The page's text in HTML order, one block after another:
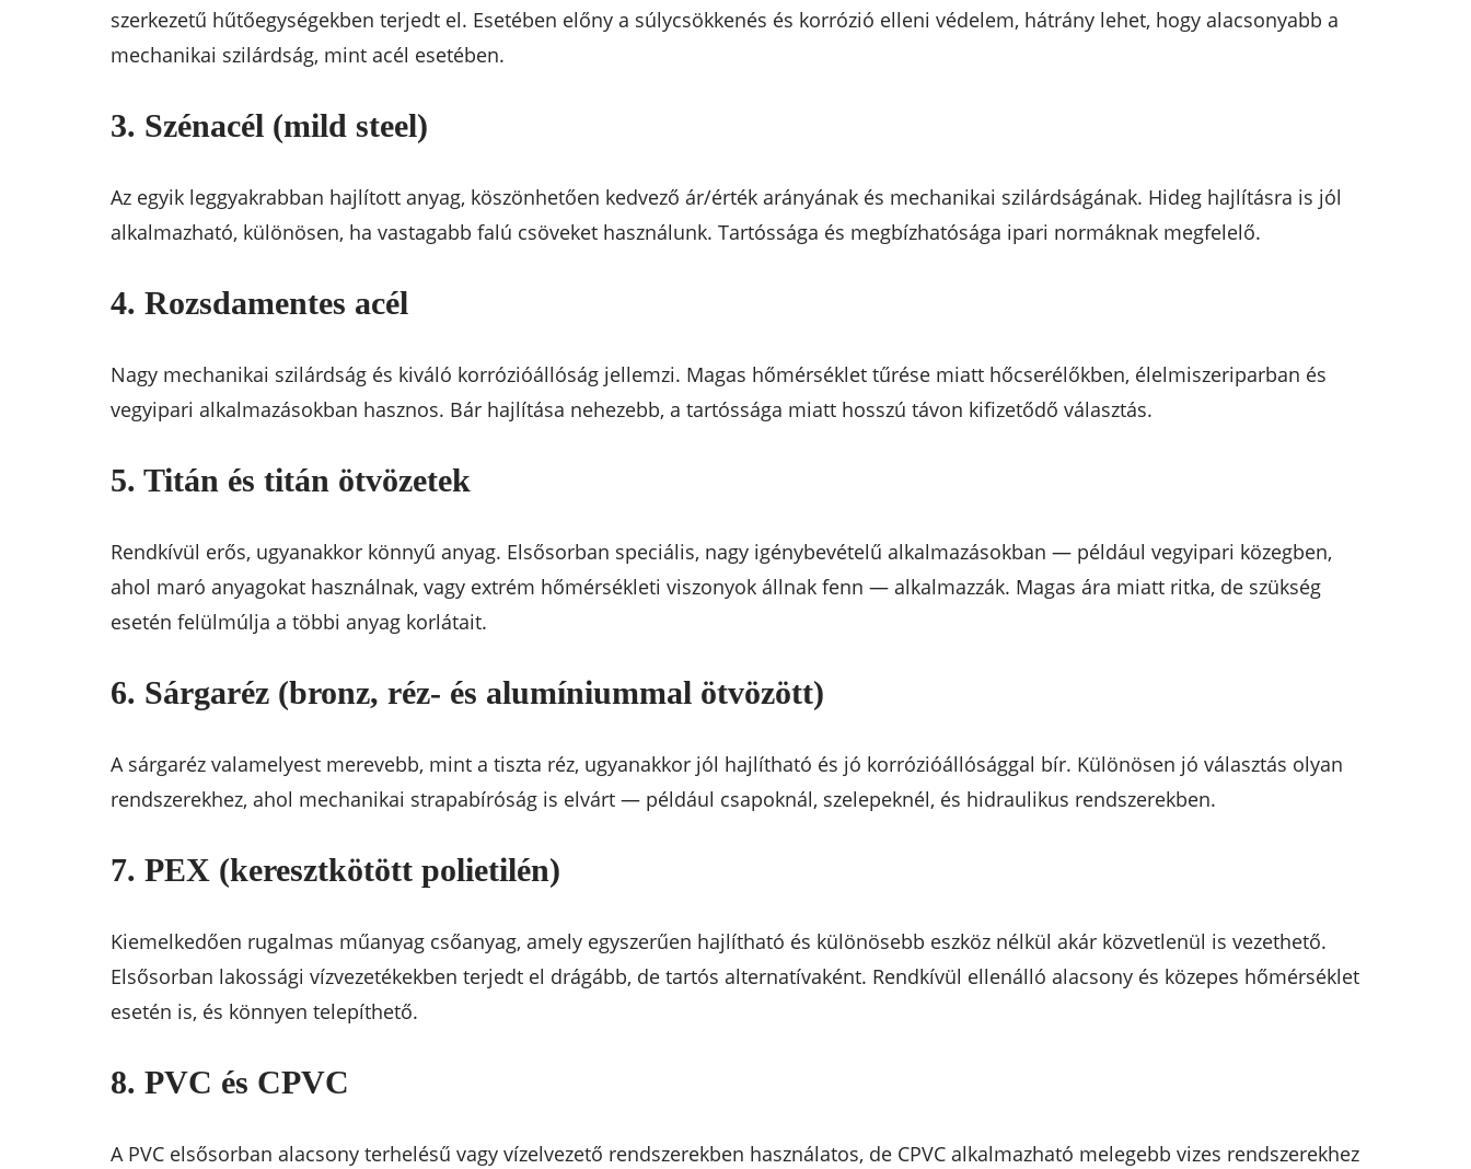
szerkezetű hűtőegységekben terjedt el. Esetében előny a súlycsökkenés és korrózió elleni védelem, hátrány lehet, hogy alacsonyabb a
mechanikai szilárdság, mint acél esetében.
3. Szénacél (mild steel)
Az egyik leggyakrabban hajlított anyag, köszönhetően kedvező ár/érték arányának és mechanikai szilárdságának. Hideg hajlításra is jól
alkalmazható, különösen, ha vastagabb falú csöveket használunk. Tartóssága és megbízhatósága ipari normáknak megfelelő.
4. Rozsdamentes acél
Nagy mechanikai szilárdság és kiváló korrózióállóság jellemzi. Magas hőmérséklet tűrése miatt hőcserélőkben, élelmiszeriparban és
vegyipari alkalmazásokban hasznos. Bár hajlítása nehezebb, a tartóssága miatt hosszú távon kifizetődő választás.
5. Titán és titán ötvözetek
Rendkívül erős, ugyanakkor könnyű anyag. Elsősorban speciális, nagy igénybevételű alkalmazásokban — például vegyipari közegben,
ahol maró anyagokat használnak, vagy extrém hőmérsékleti viszonyok állnak fenn — alkalmazzák. Magas ára miatt ritka, de szükség
esetén felülmúlja a többi anyag korlátait.
6. Sárgaréz (bronz, réz- és alumíniummal ötvözött)
A sárgaréz valamelyest merevebb, mint a tiszta réz, ugyanakkor jól hajlítható és jó korrózióállósággal bír. Különösen jó választás olyan
rendszerekhez, ahol mechanikai strapabíróság is elvárt — például csapoknál, szelepeknél, és hidraulikus rendszerekben.
7. PEX (keresztkötött polietilén)
Kiemelkedően rugalmas műanyag csőanyag, amely egyszerűen hajlítható és különösebb eszköz nélkül akár közvetlenül is vezethető.
Elsősorban lakossági vízvezetékekben terjedt el drágább, de tartós alternatívaként. Rendkívül ellenálló alacsony és közepes hőmérséklet
esetén is, és könnyen telepíthető.
8. PVC és CPVC
A PVC elsősorban alacsony terhelésű vagy vízelvezető rendszerekben használatos, de CPVC alkalmazható melegebb vizes rendszerekhez